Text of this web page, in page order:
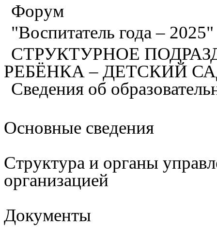
Форум
"Воспитатель года –
СТРУКТУРНОЕ
РЕБЁНКА – ДЕТСКИЙ
Сведения об
Основные сведения
Структура и органы
организацией
Документы